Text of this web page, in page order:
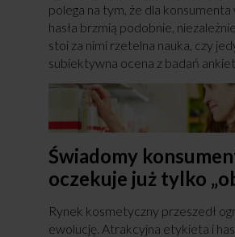
polega na tym, że dla
hasła brzmią podobnie,
stoi za nimi rzetelna nauka, czy
subiektywna ocena z badań
Świadomy
oczekuje już tylko
Rynek kosmetyczny przeszedł
ewolucję. Atrakcyjna etykieta i